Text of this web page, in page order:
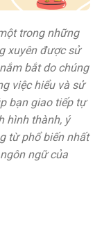
trong những
xuyên được sử
bắt do chúng
việc hiểu và sử
bạn giao tiếp tự
hình thành, ý
từ phổ biến nhất
ngữ của